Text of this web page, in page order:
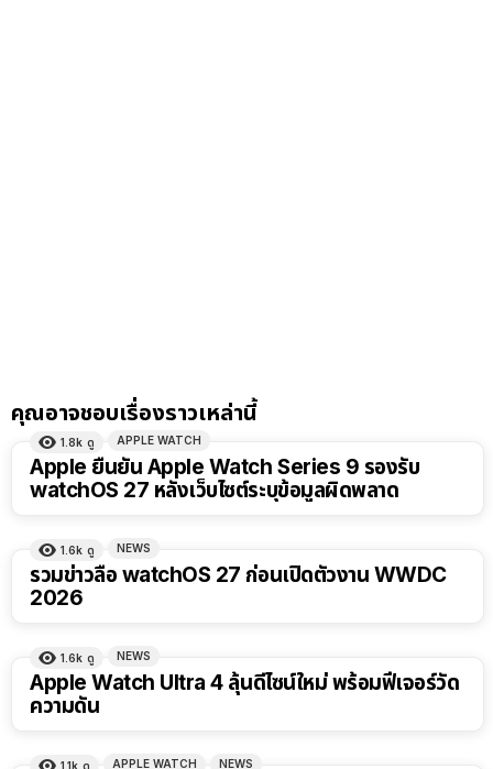
คุณอาจชอบเรื่องราวเหล่านี้
1.8k ดู APPLE WATCH
Apple ยืนยัน Apple Watch Series 9 รองรับ
watchOS 27 หลังเว็บไซต์ระบุข้อมูลผิดพลาด
1.6k ดู NEWS
รวมข่าวลือ watchOS 27 ก่อนเปิดตัวงาน WWDC
2026
1.6k ดู NEWS
Apple Watch Ultra 4 ลุ้นดีไซน์ใหม่ พร้อมฟีเจอร์วัด
ความดัน
1.1k ดู APPLE WATCH NEWS